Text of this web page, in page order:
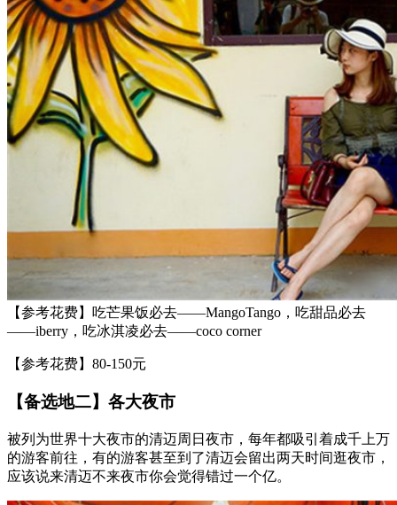
【参考花费】吃芒果饭必去——MangoTango，吃甜品必去
——iberry，吃冰淇凌必去——coco corner
【参考花费】80-150元
【备选地二】各大夜市
被列为世界十大夜市的清迈周日夜市，每年都吸引着成千上万
的游客前往，有的游客甚至到了清迈会留出两天时间逛夜市，
应该说来清迈不来夜市你会觉得错过一个亿。